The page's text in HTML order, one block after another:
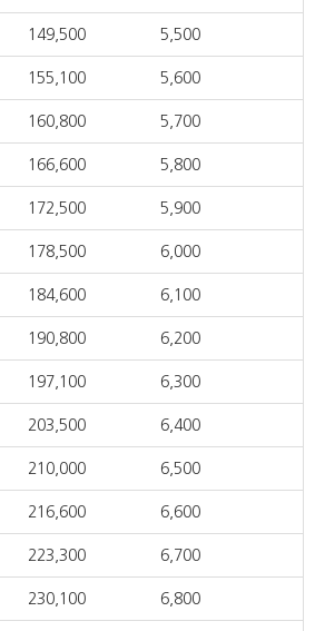
149,500 5,500
155,100 5,600
160,800 5,700
166,600 5,800
172,500 5,900
178,500 6,000
184,600 6,100
190,800 6,200
197,100 6,300
203,500 6,400
210,000 6,500
216,600 6,600
223,300 6,700
230,100 6,800